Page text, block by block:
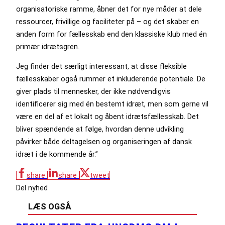
organisatoriske ramme, åbner det for nye måder at dele
ressourcer, frivillige og faciliteter på – og det skaber en
anden form for fællesskab end den klassiske klub med én
primær idrætsgren.
Jeg finder det særligt interessant, at disse fleksible
fællesskaber også rummer et inkluderende potentiale. De
giver plads til mennesker, der ikke nødvendigvis
identificerer sig med én bestemt idræt, men som gerne vil
være en del af et lokalt og åbent idrætsfællesskab. Det
bliver spændende at følge, hvordan denne udvikling
påvirker både deltagelsen og organiseringen af dansk
idræt i de kommende år.”
share share
tweet
Del nyhed
LÆS OGSÅ